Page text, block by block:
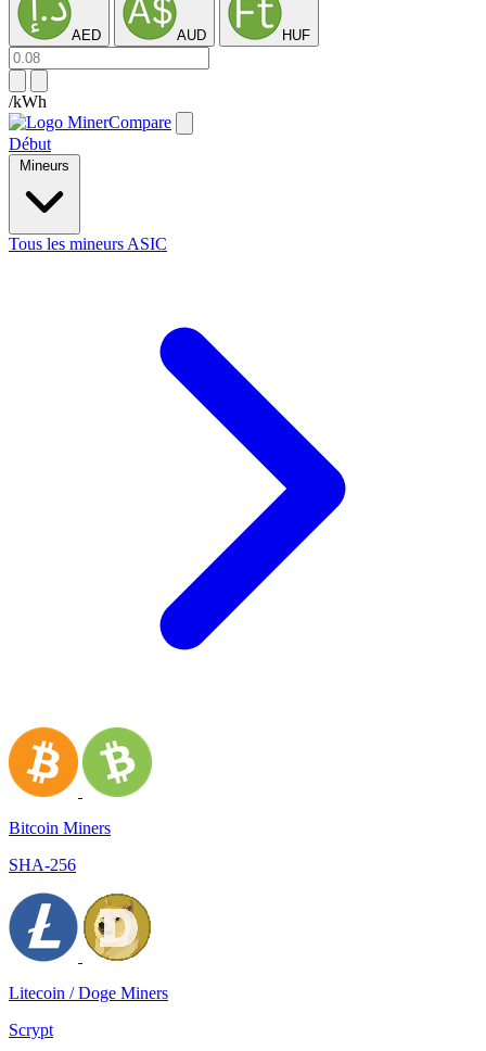
AED AUD HUF
/kWh
Début
Mineurs
Tous les mineurs ASIC
Bitcoin Miners
SHA-256
Litecoin / Doge Miners
Scrypt